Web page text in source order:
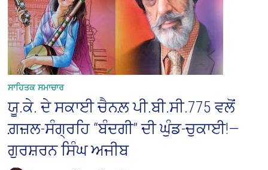
ਸਾਹਿਤਕ ਸਮਾਚਾਰ
ਯੂ.ਕੇ. ਦੇ ਸਕਾਈ ਚੈਨਲ਼ ਪੀ.ਬੀ.ਸੀ.775 ਵਲੋਂ
ਗ਼ਜ਼ਲ-ਸੰਗ੍ਰਹਿ “ਬੰਦਗੀ” ਦੀ ਘੁੰਡ-ਚੁਕਾਈ!—
ਗੁਰਸ਼ਰਨ ਸਿੰਘ ਅਜੀਬ